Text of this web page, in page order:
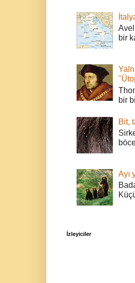
bir
bir
Bit,
Ayı
İzleyiciler